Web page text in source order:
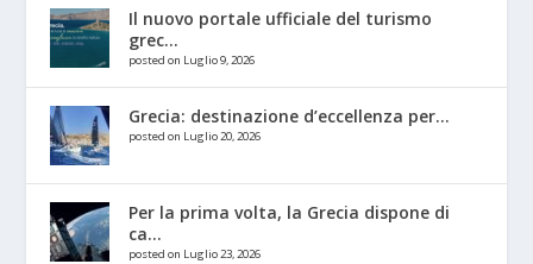
Il nuovo portale ufficiale del turismo
grec...
posted on Luglio 9, 2026
Grecia: destinazione d’eccellenza per...
posted on Luglio 20, 2026
Per la prima volta, la Grecia dispone di
ca...
posted on Luglio 23, 2026